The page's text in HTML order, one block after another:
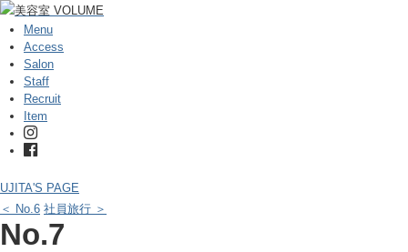
Menu
Access
Salon
Staff
Recruit
Item
UJITA'S PAGE
＜ No.6 社員旅行 ＞
No.7